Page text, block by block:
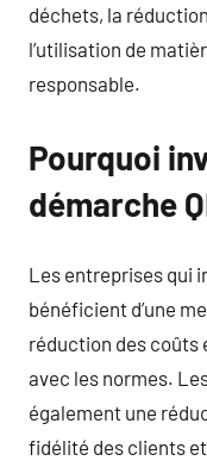
déchets, la
l’utilisation de
responsable.
Pourquoi
démarche
Les entreprises qui
bénéficient d’une
réduction des coûts
avec les normes.
également une
fidélité des clients